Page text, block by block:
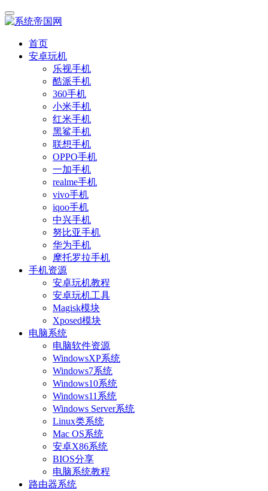
首页
安卓玩机
乐视手机
酷派手机
360手机
小米手机
红米手机
黑鲨手机
联想手机
OPPO手机
一加手机
realme手机
vivo手机
iqoo手机
中兴手机
努比亚手机
华为手机
摩托罗拉手机
手机资源
安卓玩机教程
安卓玩机工具
Magisk模块
Xposed模块
电脑系统
电脑软件资源
WindowsXP系统
Windows7系统
Windows10系统
Windows11系统
Windows Server系统
Linux类系统
Mac OS系统
安卓X86系统
BIOS分享
电脑系统教程
路由器系统